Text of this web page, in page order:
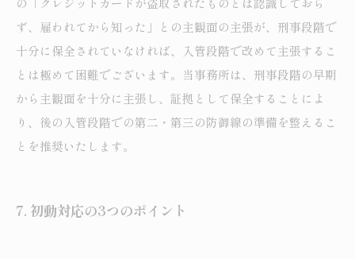
ず、雇われてから知った」との主観面の主張が、刑事段階で
十分に保全されていなければ、入管段階で改めて主張するこ
とは極めて困難でございます。当事務所は、刑事段階の早期
から主観面を十分に主張し、証拠として保全することによ
り、後の入管段階での第二・第三の防御線の準備を整えるこ
とを推奨いたします。
7. 初動対応の3つのポイント